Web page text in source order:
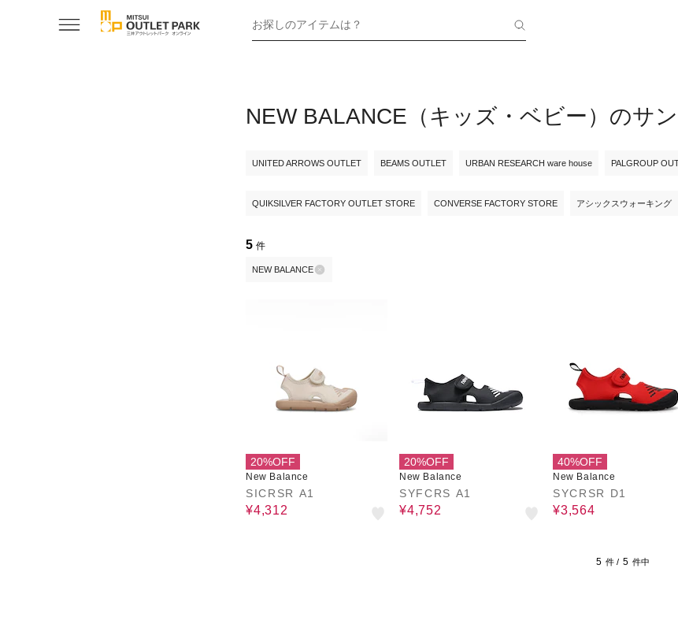
お探しのアイテムは？
NEW BALANCE（キッズ・ベビー）のサ
UNITED ARROWS OUTLET BEAMS OUTLET URBAN RESEARCH ware house PALGROUP
QUIKSILVER FACTORY OUTLET STORE CONVERSE FACTORY STORE アシックスウォーキング
5 件
NEW BALANCE
20%OFF
New Balance
SICRSR A1
¥4,312
20%OFF
New Balance
SYFCRS A1
¥4,752
40%OFF
New Balance
SYCRSR D1
¥3,564
5 件 / 5 件中